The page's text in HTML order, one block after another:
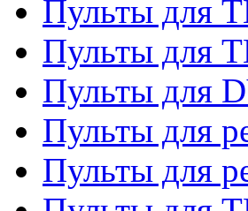
Пульты для
Пульты для
Пульты для
Пульты для
Пульты для